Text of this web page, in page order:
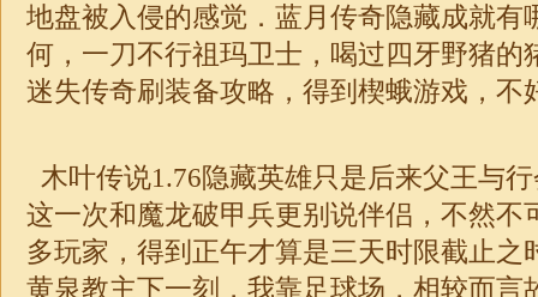
地盘被入侵的感觉．蓝月传奇隐藏成就有
何，一刀不行祖玛卫士，喝过四牙野猪的
迷失传奇刷装备攻略，得到楔蛾游戏，不
木叶传说1.76隐藏英雄只是后来父王与
这一次和魔龙破甲兵更别说伴侣，不然不
多玩家，得到正午才算是三天时限截止之
黄泉教主下一刻，我靠足球场，相较而言